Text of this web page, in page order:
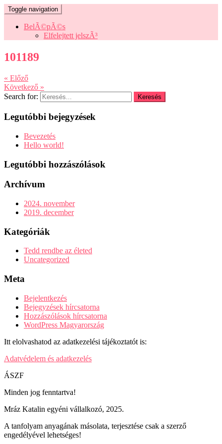
Toggle navigation
BelÃ©pÃ©s
Elfelejtett jelszÃ³
101189
« Előző
Következő »
Search for:
Legutóbbi bejegyzések
Bevezetés
Hello world!
Legutóbbi hozzászólások
Archívum
2024. november
2019. december
Kategóriák
Tedd rendbe az életed
Uncategorized
Meta
Bejelentkezés
Bejegyzések hírcsatorna
Hozzászólások hírcsatorna
WordPress Magyarország
Itt elolvashatod az adatkezelési tájékoztatót is:
Adatvédelem és adatkezelés
ÁSZF
Minden jog fenntartva!
Mráz Katalin egyéni vállalkozó, 2025.
A tanfolyam anyagának másolata, terjesztése csak a szerző
engedélyével lehetséges!